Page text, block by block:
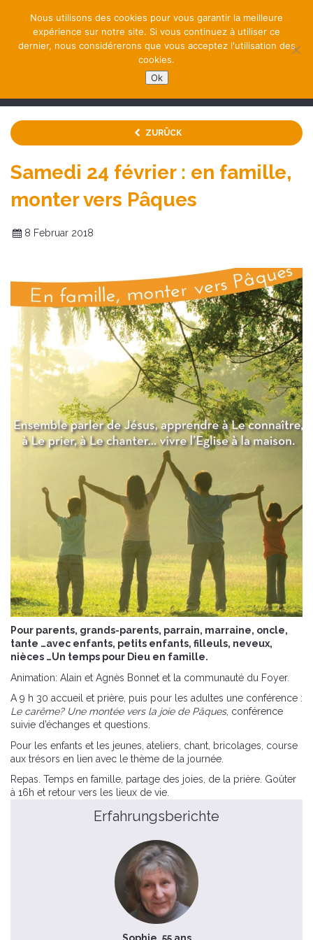
ZURÜCK
Samedi 24 février : en famille,
monter vers Pâques
8 Februar 2018
Pour parents, grands-parents, parrain, marraine, oncle,
tante …avec enfants, petits enfants, filleuls, neveux,
nièces …Un temps pour Dieu en famille.
Animation: Alain et Agnès Bonnet et la communauté du Foyer.
A 9 h 30 accueil et prière, puis pour les adultes une conférence :
Le carême? Une montée vers la joie de Pâques, conférence
suivie d’échanges et questions.
Pour les enfants et les jeunes, ateliers, chant, bricolages, course
aux trésors en lien avec le thème de la journée.
Repas. Temps en famille, partage des joies, de la prière. Goûter
à 16h et retour vers les lieux de vie.
Erfahrungsberichte
Sophie, 55 ans
Nous utilisons des cookies pour vous garantir la meilleure
expérience sur notre site. Si vous continuez à utiliser ce
dernier, nous considérerons que vous acceptez l'utilisation des
cookies.
Ok